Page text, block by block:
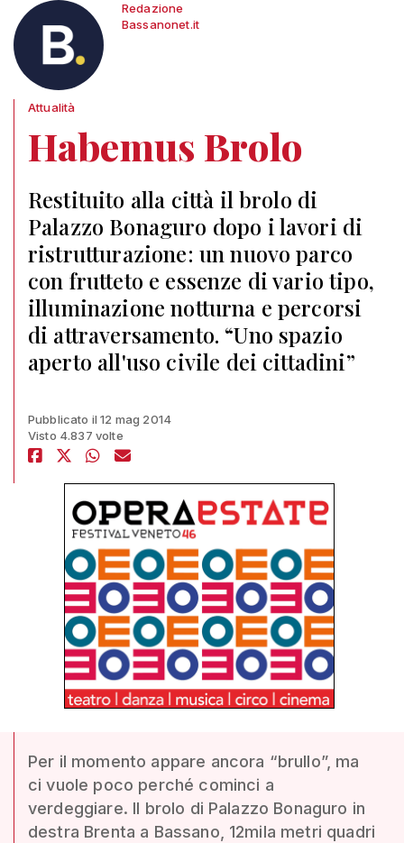
Redazione
Bassanonet.it
Attualità
Habemus Brolo
Restituito alla città il brolo di
Palazzo Bonaguro dopo i lavori di
ristrutturazione: un nuovo parco
con frutteto e essenze di vario tipo,
illuminazione notturna e percorsi
di attraversamento. “Uno spazio
aperto all'uso civile dei cittadini”
Pubblicato il 12 mag 2014
Visto 4.837 volte
Per il momento appare ancora “brullo”, ma
ci vuole poco perché cominci a
verdeggiare. Il brolo di Palazzo Bonaguro in
destra Brenta a Bassano, 12mila metri quadri